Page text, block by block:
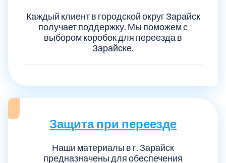
Каждый клиент в городской округ Зарайск
получает поддержку. Мы поможем с
выбором коробок для переезда в
Зарайске.
Защита при переезде
Наши материалы в г. Зарайск
предназначены для обеспечения
Балашиха